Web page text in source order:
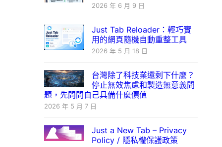
2026 年 6 月 9 日
Just Tab Reloader：輕巧實
用的網頁隨機自動重整工具
2026 年 5 月 18 日
台灣除了科技業還剩下什麼？
停止無效焦慮和製造無意義問
題，先問問自己具備什麼價值
2026 年 5 月 7 日
Just a New Tab – Privacy
Policy / 隱私權保護政策